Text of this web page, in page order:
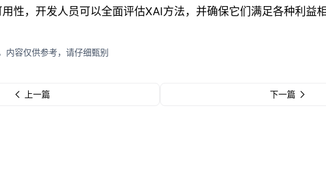
性，开发人员可以全面评估XAI方法，并确保它们满足各种利益相
内容仅供参考，请仔细甄别
上一篇 下一篇